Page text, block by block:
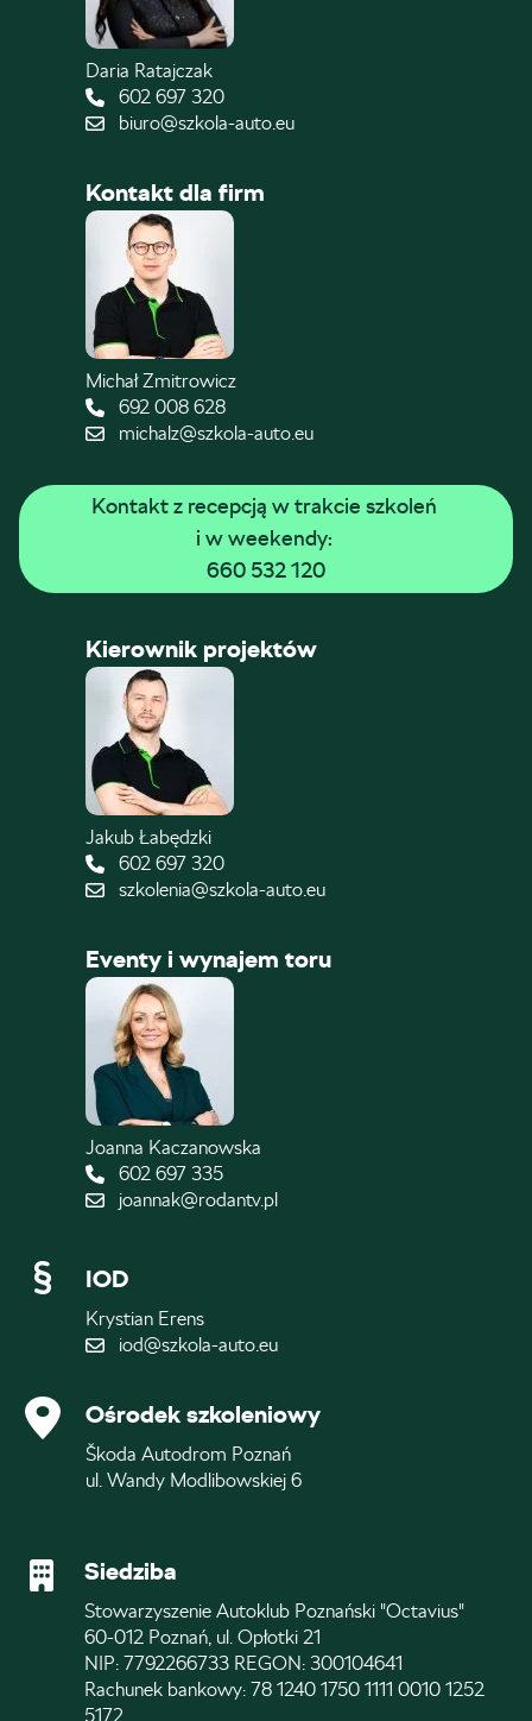
Daria Ratajczak
602 697 320
biuro@szkola-auto.eu
Kontakt dla firm
Michał Zmitrowicz
692 008 628
michalz@szkola-auto.eu
Kontakt z recepcją w trakcie szkoleń
i w weekendy:
660 532 120
Kierownik projektów
Jakub Łabędzki
602 697 320
szkolenia@szkola-auto.eu
Eventy i wynajem toru
Joanna Kaczanowska
602 697 335
joannak@rodantv.pl
IOD
Krystian Erens
iod@szkola-auto.eu
Ośrodek szkoleniowy
Škoda Autodrom Poznań
ul. Wandy Modlibowskiej 6
Siedziba
Stowarzyszenie Autoklub Poznański "Octavius"
60-012 Poznań, ul. Opłotki 21
NIP: 7792266733 REGON: 300104641
Rachunek bankowy: 78 1240 1750 1111 0010 1252
5172